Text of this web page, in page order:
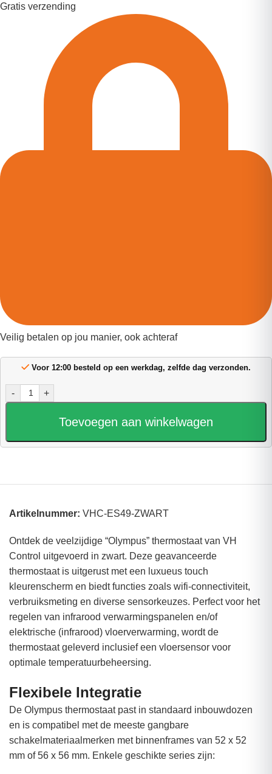
Gratis verzending
Veilig betalen op jou manier, ook achteraf
Voor 12:00 besteld op een werkdag, zelfde dag verzonden.
- +
Toevoegen aan winkelwagen
Artikelnummer: VHC-ES49-ZWART
Ontdek de veelzijdige “Olympus” thermostaat van VH
Control uitgevoerd in zwart. Deze geavanceerde
thermostaat is uitgerust met een luxueus touch
kleurenscherm en biedt functies zoals wifi-connectiviteit,
verbruiksmeting en diverse sensorkeuzes. Perfect voor het
regelen van infrarood verwarmingspanelen en/of
elektrische (infrarood) vloerverwarming, wordt de
thermostaat geleverd inclusief een vloersensor voor
optimale temperatuurbeheersing.
Flexibele Integratie
De Olympus thermostaat past in standaard inbouwdozen
en is compatibel met de meeste gangbare
schakelmateriaalmerken met binnenframes van 52 x 52
mm of 56 x 56 mm. Enkele geschikte series zijn: